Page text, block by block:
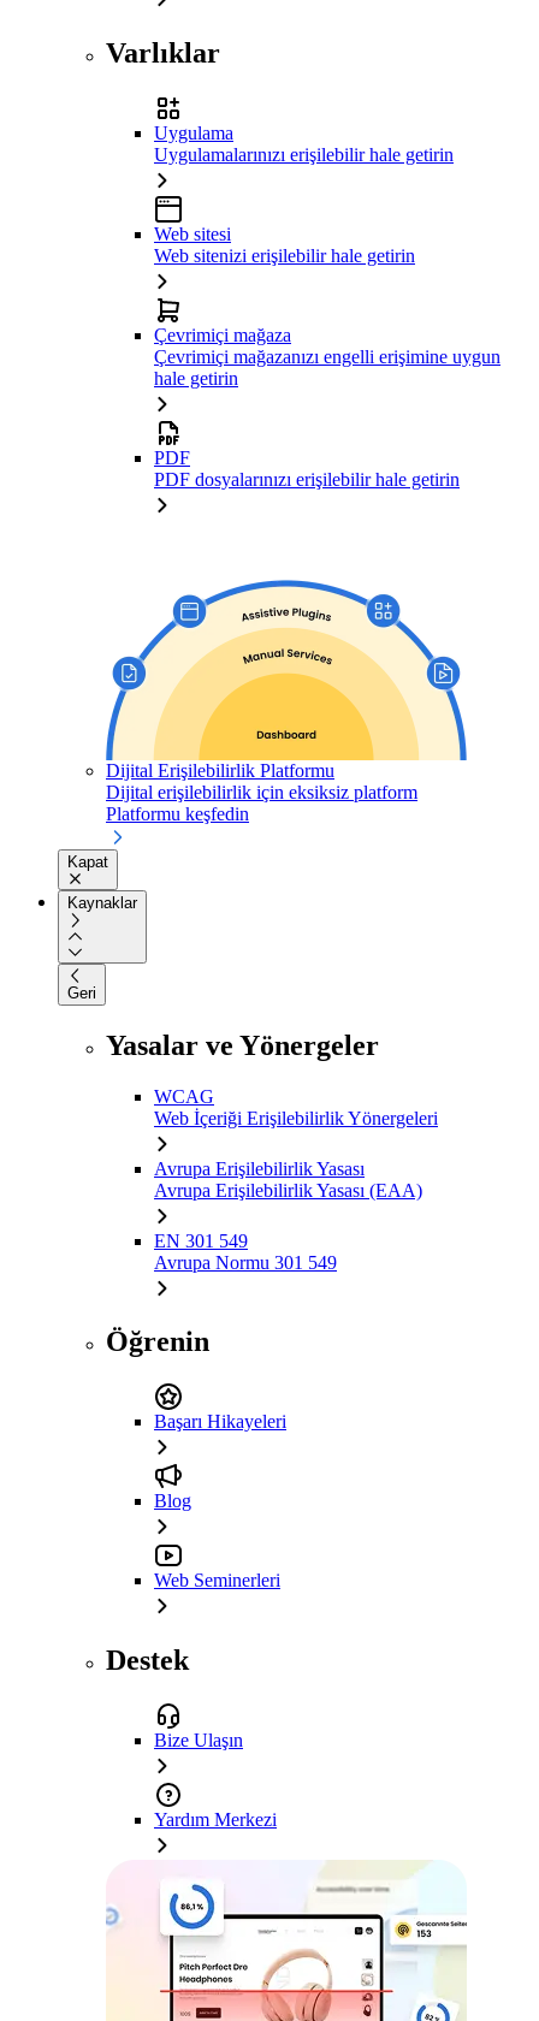
Varlıklar
Uygulama
Uygulamalarınızı erişilebilir hale getirin
Web sitesi
Web sitenizi erişilebilir hale getirin
Çevrimiçi mağaza
Çevrimiçi mağazanızı engelli erişimine uygun
hale getirin
PDF
PDF dosyalarınızı erişilebilir hale getirin
Dijital Erişilebilirlik Platformu
Dijital erişilebilirlik için eksiksiz platform
Platformu keşfedin
Kapat
Kaynaklar
Geri
Yasalar ve Yönergeler
WCAG
Web İçeriği Erişilebilirlik Yönergeleri
Avrupa Erişilebilirlik Yasası
Avrupa Erişilebilirlik Yasası (EAA)
EN 301 549
Avrupa Normu 301 549
Öğrenin
Başarı Hikayeleri
Blog
Web Seminerleri
Destek
Bize Ulaşın
Yardım Merkezi